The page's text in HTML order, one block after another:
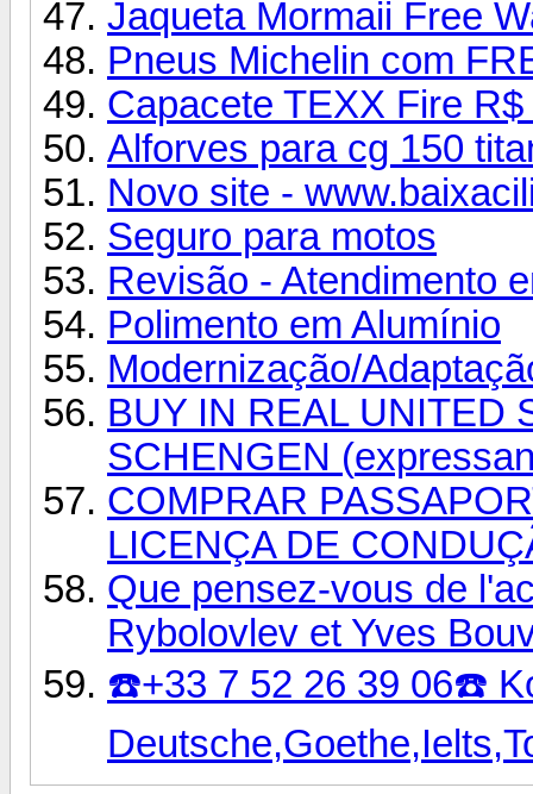
Jaqueta Mormaii Free
Pneus Michelin com
Capacete TEXX Fire
Alforves para cg 150
Novo site -
Seguro para motos
Revisão - Atendimento
Polimento em Alumínio
Modernização/
BUY IN REAL UNITED
SCHENGEN (
COMPRAR
LICENÇA DE
Que pensez-vous de
Rybolovlev et Yves
☎️+33 7 52 26 39 06☎️